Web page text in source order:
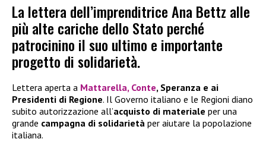
La lettera dell’imprenditrice Ana Bettz alle
più alte cariche dello Stato perché
patrocinino il suo ultimo e importante
progetto di solidarietà.
Lettera aperta a Mattarella, Conte, Speranza e ai
Presidenti di Regione. Il Governo italiano e le Regioni diano
subito autorizzazione all’acquisto di materiale per una
grande campagna di solidarietà per aiutare la popolazione
italiana.